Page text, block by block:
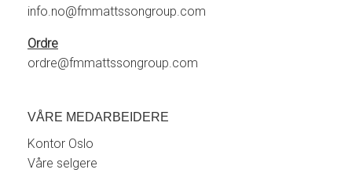
info.no@fmmattssongroup.com
Ordre
ordre@fmmattssongroup.com
VÅRE MEDARBEIDERE
Kontor Oslo
Våre selgere